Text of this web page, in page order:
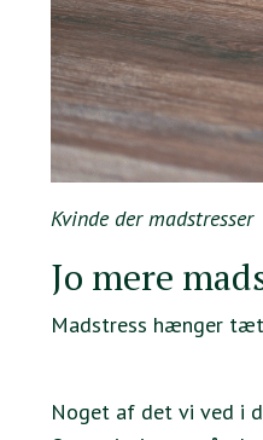
Kvinde der madstresser
Jo mere
Madstress hænger tæt
Noget af det vi ved i